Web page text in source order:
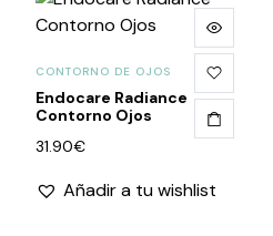
CONTORNO DE OJOS
Endocare Radiance
Contorno Ojos
31.90€
Añadir a tu wishlist